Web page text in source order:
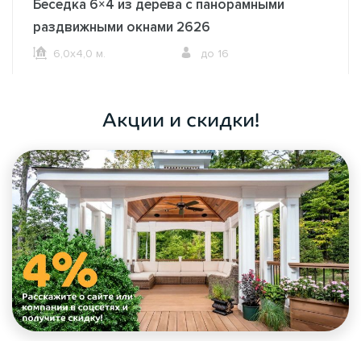
Беседка 6×4 из дерева с панорамными
раздвижными окнами 2626
6,0х4,0 м. до 16
Акции и скидки!